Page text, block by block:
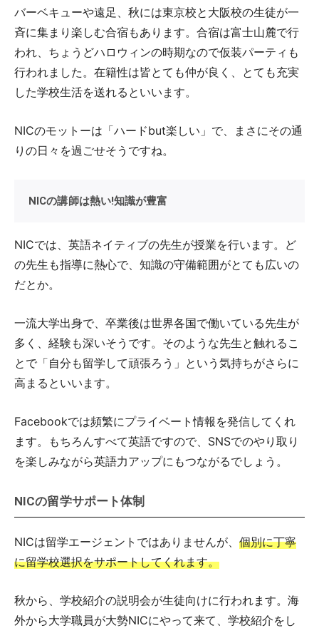
バーベキューや遠足、秋には東京校と大阪校の生徒が一
斉に集まり楽しむ合宿もあります。合宿は富士山麓で行
われ、ちょうどハロウィンの時期なので仮装パーティも
行われました。在籍性は皆とても仲が良く、とても充実
した学校生活を送れるといいます。
NICのモットーは「ハードbut楽しい」で、まさにその通
りの日々を過ごせそうですね。
NICの講師は熱い!知識が豊富
NICでは、英語ネイティブの先生が授業を行います。ど
の先生も指導に熱心で、知識の守備範囲がとても広いの
だとか。
一流大学出身で、卒業後は世界各国で働いている先生が
多く、経験も深いそうです。そのような先生と触れるこ
とで「自分も留学して頑張ろう」という気持ちがさらに
高まるといいます。
Facebookでは頻繁にプライベート情報を発信してくれ
ます。もちろんすべて英語ですので、SNSでのやり取り
を楽しみながら英語力アップにもつながるでしょう。
NICの留学サポート体制
NICは留学エージェントではありませんが、 個別に丁寧
に留学校選択をサポートしてくれます。
秋から、学校紹介の説明会が生徒向けに行われます。海
外から大学職員が大勢NICにやって来て、学校紹介をし